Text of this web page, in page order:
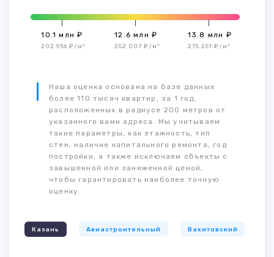
10.1 млн ₽
202 936 ₽/м²
12.6 млн ₽
252 007 ₽/м²
13.8 млн ₽
275 251 ₽/м²
Наша оценка основана на базе данных
более 110 тысяч квартир, за 1 год,
расположенных в радиусе 200 метров от
указанного вами адреса. Мы учитываем
такие параметры, как этажность, тип
стен, наличие капитального ремонта, год
постройки, а также исключаем объекты с
завышенной или заниженной ценой,
чтобы гарантировать наиболее точную
оценку.
Казань Авиастроительный Вахитовский